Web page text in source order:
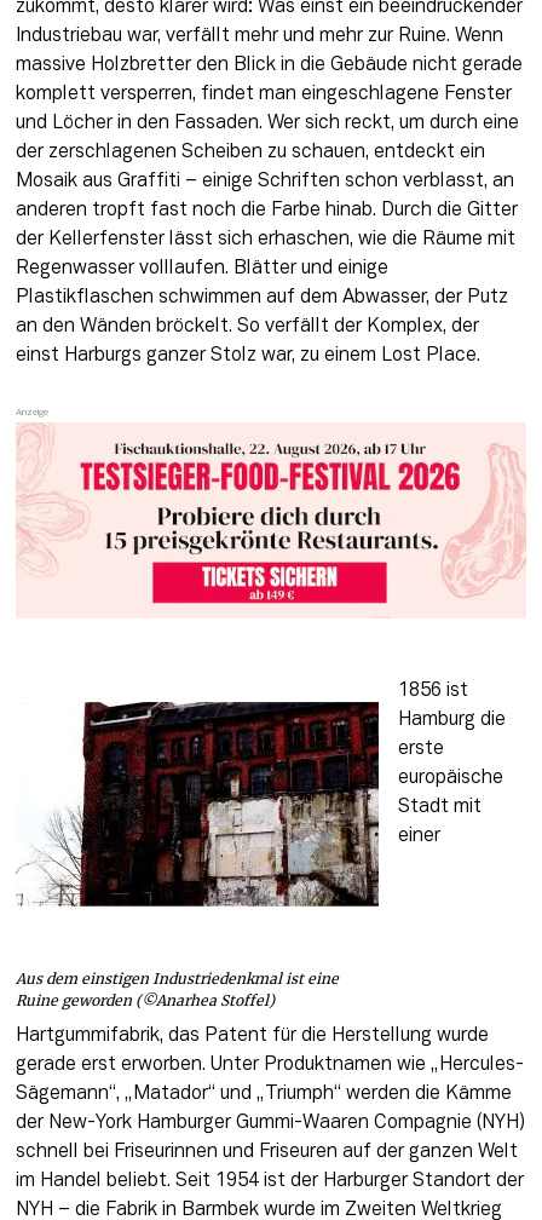
zukommt, desto klarer wird: Was einst ein beeindruckender
Industriebau war, verfällt mehr und mehr zur Ruine. Wenn
massive Holzbretter den Blick in die Gebäude nicht gerade
komplett versperren, findet man eingeschlagene Fenster
und Löcher in den Fassaden. Wer sich reckt, um durch eine
der zerschlagenen Scheiben zu schauen, entdeckt ein
Mosaik aus Graffiti – einige Schriften schon verblasst, an
anderen tropft fast noch die Farbe hinab. Durch die Gitter
der Kellerfenster lässt sich erhaschen, wie die Räume mit
Regenwasser volllaufen. Blätter und einige
Plastikflaschen schwimmen auf dem Abwasser, der Putz
an den Wänden bröckelt. So verfällt der Komplex, der
einst Harburgs ganzer Stolz war, zu einem Lost Place.
Aus dem einstigen Industriedenkmal ist eine
Ruine geworden (©Anarhea Stoffel)
1856 ist
Hamburg die
erste
europäische
Stadt mit
einer
Hartgummifabrik, das Patent für die Herstellung wurde
gerade erst erworben. Unter Produktnamen wie „Hercules-
Sägemann“, „Matador“ und „Triumph“ werden die Kämme
der New-York Hamburger Gummi-Waaren Compagnie (NYH)
schnell bei Friseurinnen und Friseuren auf der ganzen Welt
im Handel beliebt. Seit 1954 ist der Harburger Standort der
NYH – die Fabrik in Barmbek wurde im Zweiten Weltkrieg